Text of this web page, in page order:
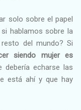
solo sobre el papel
hablamos sobre la
del mundo? Si
siendo mujer es
debería echarse las
está ahí y que hay